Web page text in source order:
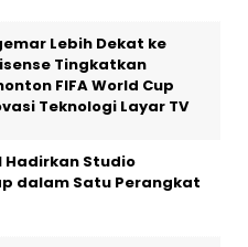
Lebih Dekat ke
Tingkatkan
FIFA World Cup
Teknologi Layar TV
Hadirkan Studio
dalam Satu Perangkat